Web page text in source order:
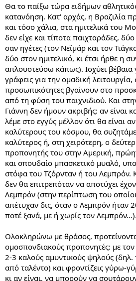
Θα το παίξω τώρα ειδήμων
κατανόηση. Κατ' αρχάς, η Βραζιλία
και τόσο χάλια, στα ημιτελικά του
δεν είχε και τίποτα παιχταράδες,
σαν ηγέτες (τον Νεϊμάρ και τον
δύο στον ημιτελικό, κι έτσι ήρθε η
απλουστεύσω κάπως). Ισχύει βέβαια
γράφεις για την ομαδική
προσωπικότητες βγαίνουν στο
από τη φύση του παιχνιδιού. Και
Γιάννη δεν ήμουν ακριβής: αν είναι
λέμε στο εγγύς μέλλον ότι θα είναι
καλύτερους του κόσμου, θα
καλύτερος ή, στη χειρότερη, ο
προπονητής του στην Αμερική,
και σπουδαίο μπασκετικό μυαλό,
στόφα του Τζόρνταν ή του Λεμπρόν.
δεν θα επιτρεπόταν να αποτύχει
Λεμπρόν (στην περίπτωση του
απέτυχαν δις, όταν ο Λεμπρόν ήταν
ποτέ ξανά, με ή χωρίς τον Λεμπρόν...).
Ολοκληρώνω με θράσος,
ομοσπονδιακούς προπονητές: με τον
2-3 καλούς αμυντικούς ψηλούς (δηλ.
από ταλέντο) και φροντίζεις γύρω-
κι αν είναι, να μπορούν να